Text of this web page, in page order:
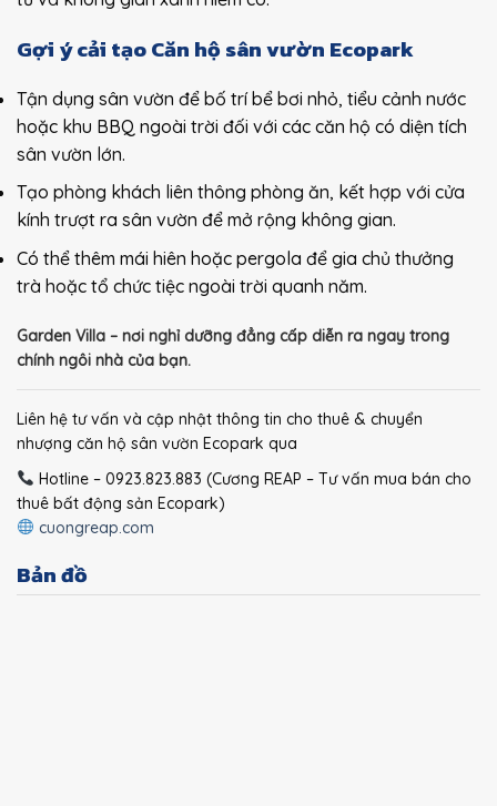
Gợi ý cải tạo Căn hộ sân vườn Ecopark
Tận dụng sân vườn để bố trí bể bơi nhỏ, tiểu cảnh nước
hoặc khu BBQ ngoài trời đối với các căn hộ có diện tích
sân vườn lớn.
Tạo phòng khách liên thông phòng ăn, kết hợp với cửa
kính trượt ra sân vườn để mở rộng không gian.
Có thể thêm mái hiên hoặc pergola để gia chủ thưởng
trà hoặc tổ chức tiệc ngoài trời quanh năm.
Garden Villa – nơi nghỉ dưỡng đẳng cấp diễn ra ngay trong
chính ngôi nhà của bạn.
Liên hệ tư vấn và cập nhật thông tin cho thuê & chuyển
nhượng căn hộ sân vườn Ecopark qua
Hotline – 0923.823.883 (Cương REAP – Tư vấn mua bán cho
thuê bất động sản Ecopark)
cuongreap.com
Bản đồ